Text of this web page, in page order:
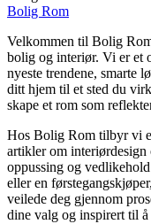
Bolig Rom
Velkommen til Bolig
bolig og interiør. Vi er et
nyeste trendene, smarte
ditt hjem til et sted du
skape et rom som
Hos Bolig Rom tilbyr vi
artikler om
oppussing og
eller en
veilede deg gjennom
dine valg og inspirert til